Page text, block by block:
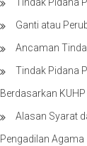
Ganti atau
Ancaman
Tindak Pidana
Berdasarkan
Alasan Syarat
Pengadilan Agama